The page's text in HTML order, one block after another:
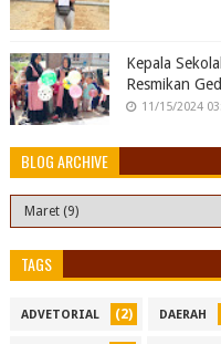
Kepala
Resmikan
11/15/2024
BLOG ARCHIVE
TAGS
ADVETORIAL (2) DAERAH